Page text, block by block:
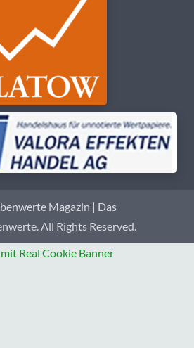
Magazin | Das
All Rights Reserved.
Real Cookie Banner